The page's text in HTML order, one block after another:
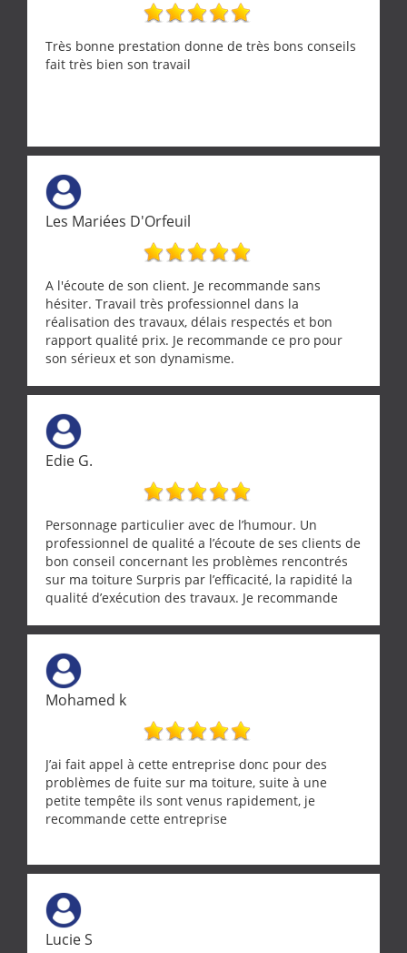
Très bonne prestation donne de très bons conseils
fait très bien son travail
Les Mariées D'Orfeuil
A l'écoute de son client. Je recommande sans
hésiter. Travail très professionnel dans la
réalisation des travaux, délais respectés et bon
rapport qualité prix. Je recommande ce pro pour
son sérieux et son dynamisme.
Edie G.
Personnage particulier avec de l’humour. Un
professionnel de qualité a l’écoute de ses clients de
bon conseil concernant les problèmes rencontrés
sur ma toiture Surpris par l’efficacité, la rapidité la
qualité d’exécution des travaux. Je recommande
Mohamed k
J’ai fait appel à cette entreprise donc pour des
problèmes de fuite sur ma toiture, suite à une
petite tempête ils sont venus rapidement, je
recommande cette entreprise
Lucie S